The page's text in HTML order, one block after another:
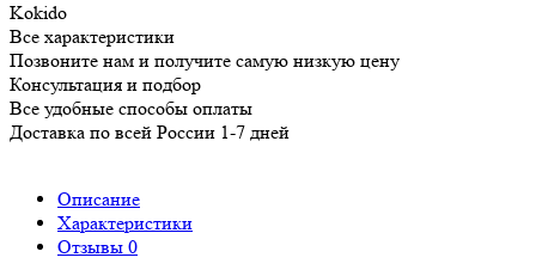
Kokido
Все характеристики
Позвоните нам и получите самую низкую цену
Консультация и подбор
Все удобные способы оплаты
Доставка по всей России 1-7 дней
Описание
Характеристики
Отзывы 0